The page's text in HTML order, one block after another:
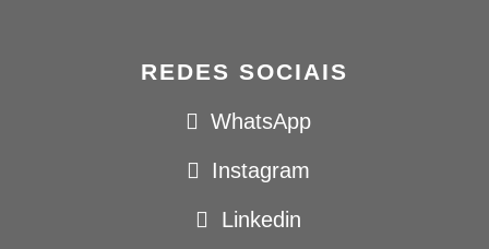
REDES SOCIAIS
WhatsApp
Instagram
Linkedin